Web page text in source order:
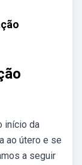
início da
ao útero e se
a seguir